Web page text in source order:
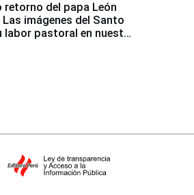
retorno del papa León
Las imágenes del Santo
labor pastoral en nuestro